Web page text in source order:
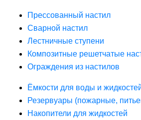
Прессованный настил
Сварной настил
Лестничные ступени
Композитные решетчатые
Ограждения из настилов
Ёмкости для воды и
Резервуары (пожарные,
Накопители для жидкостей